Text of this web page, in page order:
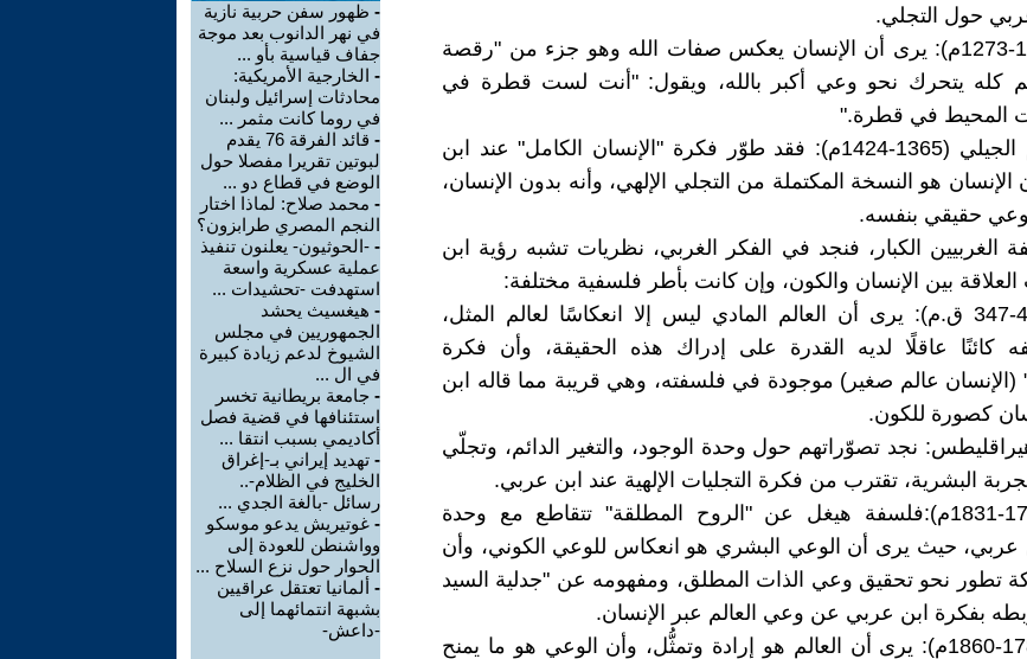
حول التجلي.
والرومي (1207-1273م): يرى أن الإنسان يعكس صفات الله وهو جزء من "رقصة
كله يتحرك نحو وعي أكبر بالله، ويقول: "أنت لست قطرة في
المحيط في قطرة."
أما عبد الكريم الجيلي (1365-1424م): فقد طوّر فكرة "الإنسان الكامل" عند ابن
هو النسخة المكتملة من التجلي الإلهي، وأنه بدون الإنسان،
وعي حقيقي بنفسه.
الغربيين الكبار، فنجد في الفكر الغربي، نظريات تشبه رؤية ابن
بين الإنسان والكون، وإن كانت بأطر فلسفية مختلفة:
فأفلاطون (427-347 ق.م): يرى أن العالم المادي ليس إلا انعكاسًا لعالم المثل،
كائنًا عاقلًا لديه القدرة على إدراك هذه الحقيقة، وأن فكرة
(الإنسان عالم صغير) موجودة في فلسفته، وهي قريبة مما قاله ابن
كصورة للكون.
نجد تصوّراتهم حول وحدة الوجود، والتغير الدائم، وتجلّي
البشرية، تقترب من فكرة التجليات الإلهية عند ابن عربي.
أما هيغل (1770-1831م):فلسفة هيغل عن "الروح المطلقة" تتقاطع مع وحدة
عربي، حيث يرى أن الوعي البشري هو انعكاس للوعي الكوني، وأن
تطور نحو تحقيق وعي الذات المطلق، ومفهومه عن "جدلية السيد
بفكرة ابن عربي عن وعي العالم عبر الإنسان.
وشوبنهاور (1788-1860م): يرى أن العالم هو إرادة وتمثُّل، وأن الوعي هو ما يمنح
- ظهور سفن حربية نازية
في نهر الدانوب بعد موجة
جفاف قياسية بأو ...
- الخارجية الأمريكية:
محادثات إسرائيل ولبنان
في روما كانت مثمر ...
-
قائد الفرقة 76 يقدم
لبوتين تقريرا مفصلا حول
الوضع في قطاع دو ...
- محمد صلاح: لماذا اختار
النجم المصري طرابزون؟
- -الحوثيون- يعلنون تنفيذ
عملية عسكرية واسعة
استهدفت -تحشيدات ...
- هيغسيث يحشد
الجمهوريين في مجلس
الشيوخ لدعم زيادة كبيرة
في ال ...
- جامعة بريطانية تخسر
استئنافها في قضية فصل
أكاديمي بسبب انتقا ...
- تهديد إيراني بـ-إغراق
الخليج في الظلام-..
رسائل -بالغة الجدي ...
- غوتيريش يدعو موسكو
وواشنطن للعودة إلى
الحوار حول نزع السلاح ...
- ألمانيا تعتقل عراقيين
بشبهة انتمائهما إلى
-داعش-